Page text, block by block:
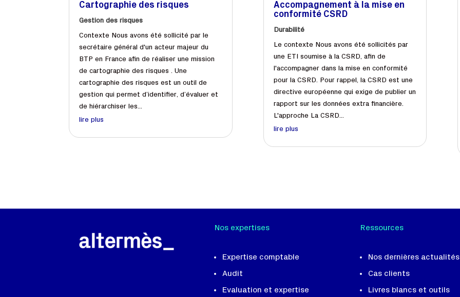
Cartographie des risques​
Gestion des risques
Contexte Nous avons été sollicité par le
secrétaire général d'un acteur majeur du
BTP en France afin de réaliser une mission
de cartographie des risques . Une
cartographie des risques est un outil de
gestion qui permet d’identifier, d’évaluer et
de hiérarchiser les...
lire plus
Accompagnement à la mise en
conformité CSRD
Durabilité
Le contexte Nous avons été sollicités par
une ETI soumise à la CSRD, afin de
l'accompagner dans la mise en conformité
pour la CSRD. Pour rappel, la CSRD est une
directive européenne qui exige de publier un
rapport sur les données extra financière.
L'approche La CSRD...
lire plus
Nos expertises
Expertise comptable
Audit
Evaluation et expertise
Ressources
Nos dernières actualités
Cas clients
Livres blancs et outils